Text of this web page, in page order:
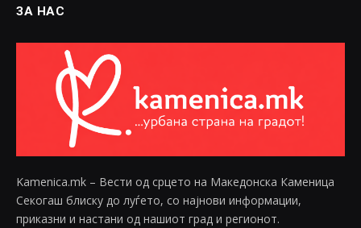
ЗА НАС
Kamenica.mk – Вести од срцето на Македонска Каменица
Секогаш блиску до луѓето, со најнови информации,
приказни и настани од нашиот град и регионот.